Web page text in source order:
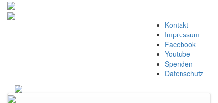
Kontakt
Impressum
Facebook
Youtube
Spenden
Datenschutz
Navigation